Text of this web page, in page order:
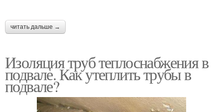
читать дальше →
Изоляция труб теплоснабжения в
подвале. Как утеплить трубы в
подвале?